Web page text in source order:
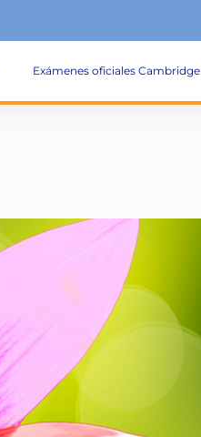
Exámenes oficiales Cambridge